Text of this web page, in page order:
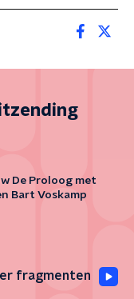
De Proloog met
Bart Voskamp
fragmenten